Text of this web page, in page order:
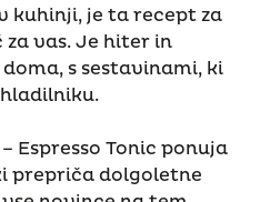
kuhinji, je ta recept za
vas. Je hiter in
s sestavinami, ki
Espresso Tonic ponuja
prepriča dolgoletne